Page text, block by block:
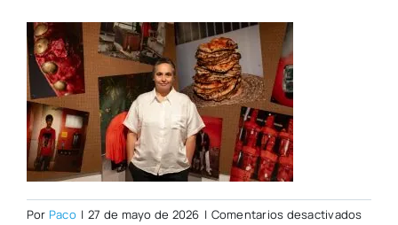
Por Paco | 27 de mayo de 2026 | Comentarios desactivadosen